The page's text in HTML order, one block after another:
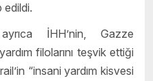
edildi.
İHH’nin, Gazze
filolarını teşvik ettiği
“insani yardım kisvesi